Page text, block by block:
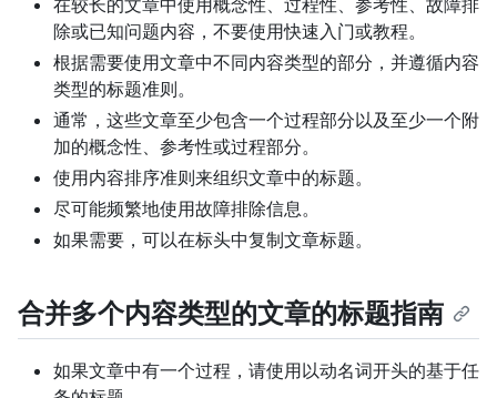
在较长的文章中使用概念性、过程性、参考性、故障排
除或已知问题内容，不要使用快速入门或教程。
根据需要使用文章中不同内容类型的部分，并遵循内容
类型的标题准则。
通常，这些文章至少包含一个过程部分以及至少一个附
加的概念性、参考性或过程部分。
使用内容排序准则来组织文章中的标题。
尽可能频繁地使用故障排除信息。
如果需要，可以在标头中复制文章标题。
合并多个内容类型的文章的标题指南
如果文章中有一个过程，请使用以动名词开头的基于任